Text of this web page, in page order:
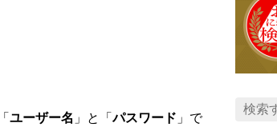
ユーザー名 」と「パスワード 」で